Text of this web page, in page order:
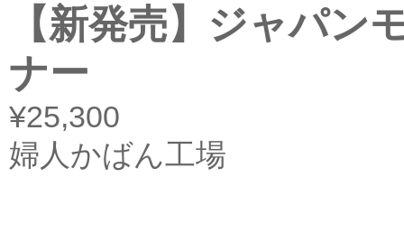
【新発売】ジャパン
ナー
¥25,300
婦人かばん工場